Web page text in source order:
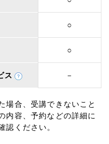
○
○
ス －
場合、受講できないこと
内容、予約などの詳細に
認ください。